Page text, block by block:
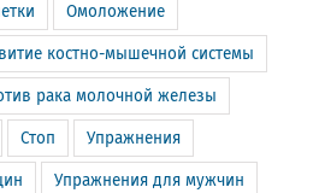
Омоложение
костно-мышечной системы
рака молочной железы
Стоп Упражнения
Упражнения для мужчин